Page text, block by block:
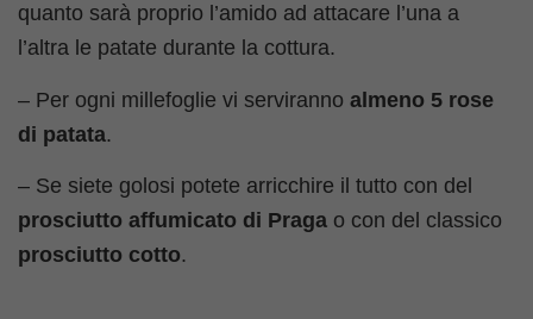
quanto sarà proprio l’amido ad attacare l’una a
l’altra le patate durante la cottura.
– Per ogni millefoglie vi serviranno almeno 5 rose
di patata.
– Se siete golosi potete arricchire il tutto con del
prosciutto affumicato di Praga o con del classico
prosciutto cotto.